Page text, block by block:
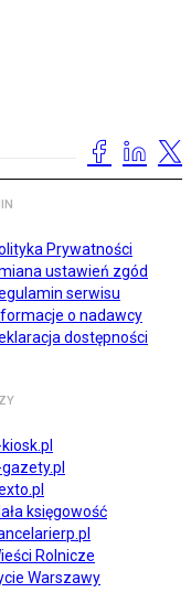
Prywatności
ustawień zgód
serwisu
o nadawcy
dostępności
kiosk.pl
gazety.pl
księgowość
Rolnicze
Warszawy